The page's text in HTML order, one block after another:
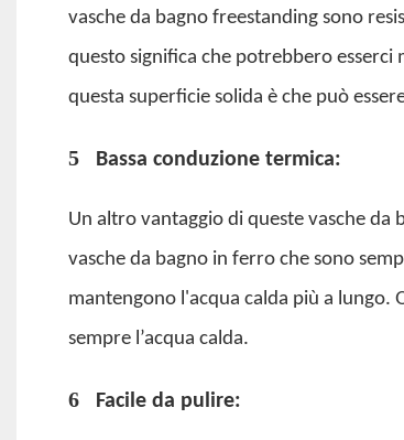
vasche da bagno freestanding sono
questo significa che potrebbero
questa superficie solida è che può
5 Bassa conduzione termica:
Un altro vantaggio di queste vasche da
vasche da bagno in ferro che sono
mantengono l'acqua calda più a lungo.
sempre l’acqua calda.
6 Facile da pulire: